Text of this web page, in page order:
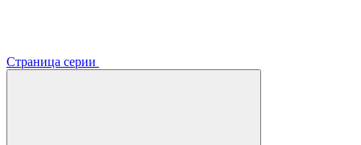
Страница серии